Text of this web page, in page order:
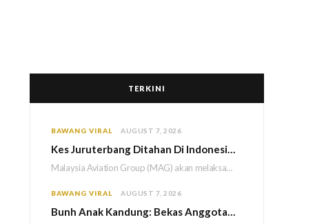
TERKINI
BAWANG VIRAL AUGUST 7, 2026
Kes Juruterbang Ditahan Di Indonesia, MAG Wajibkan Saringan Dadah 1,260 Juruterbang Malaysia Airlines
Malaysia Aviation Group (MAG) akan melaksanakan saringan dadah mandatori terhadap semua juruterbang Malaysia Airlines sebagai…
BAWANG VIRAL AUGUST 7, 2026
Bunh Anak Kandung: Bekas Anggota Tentera Terlepas Hukuman M